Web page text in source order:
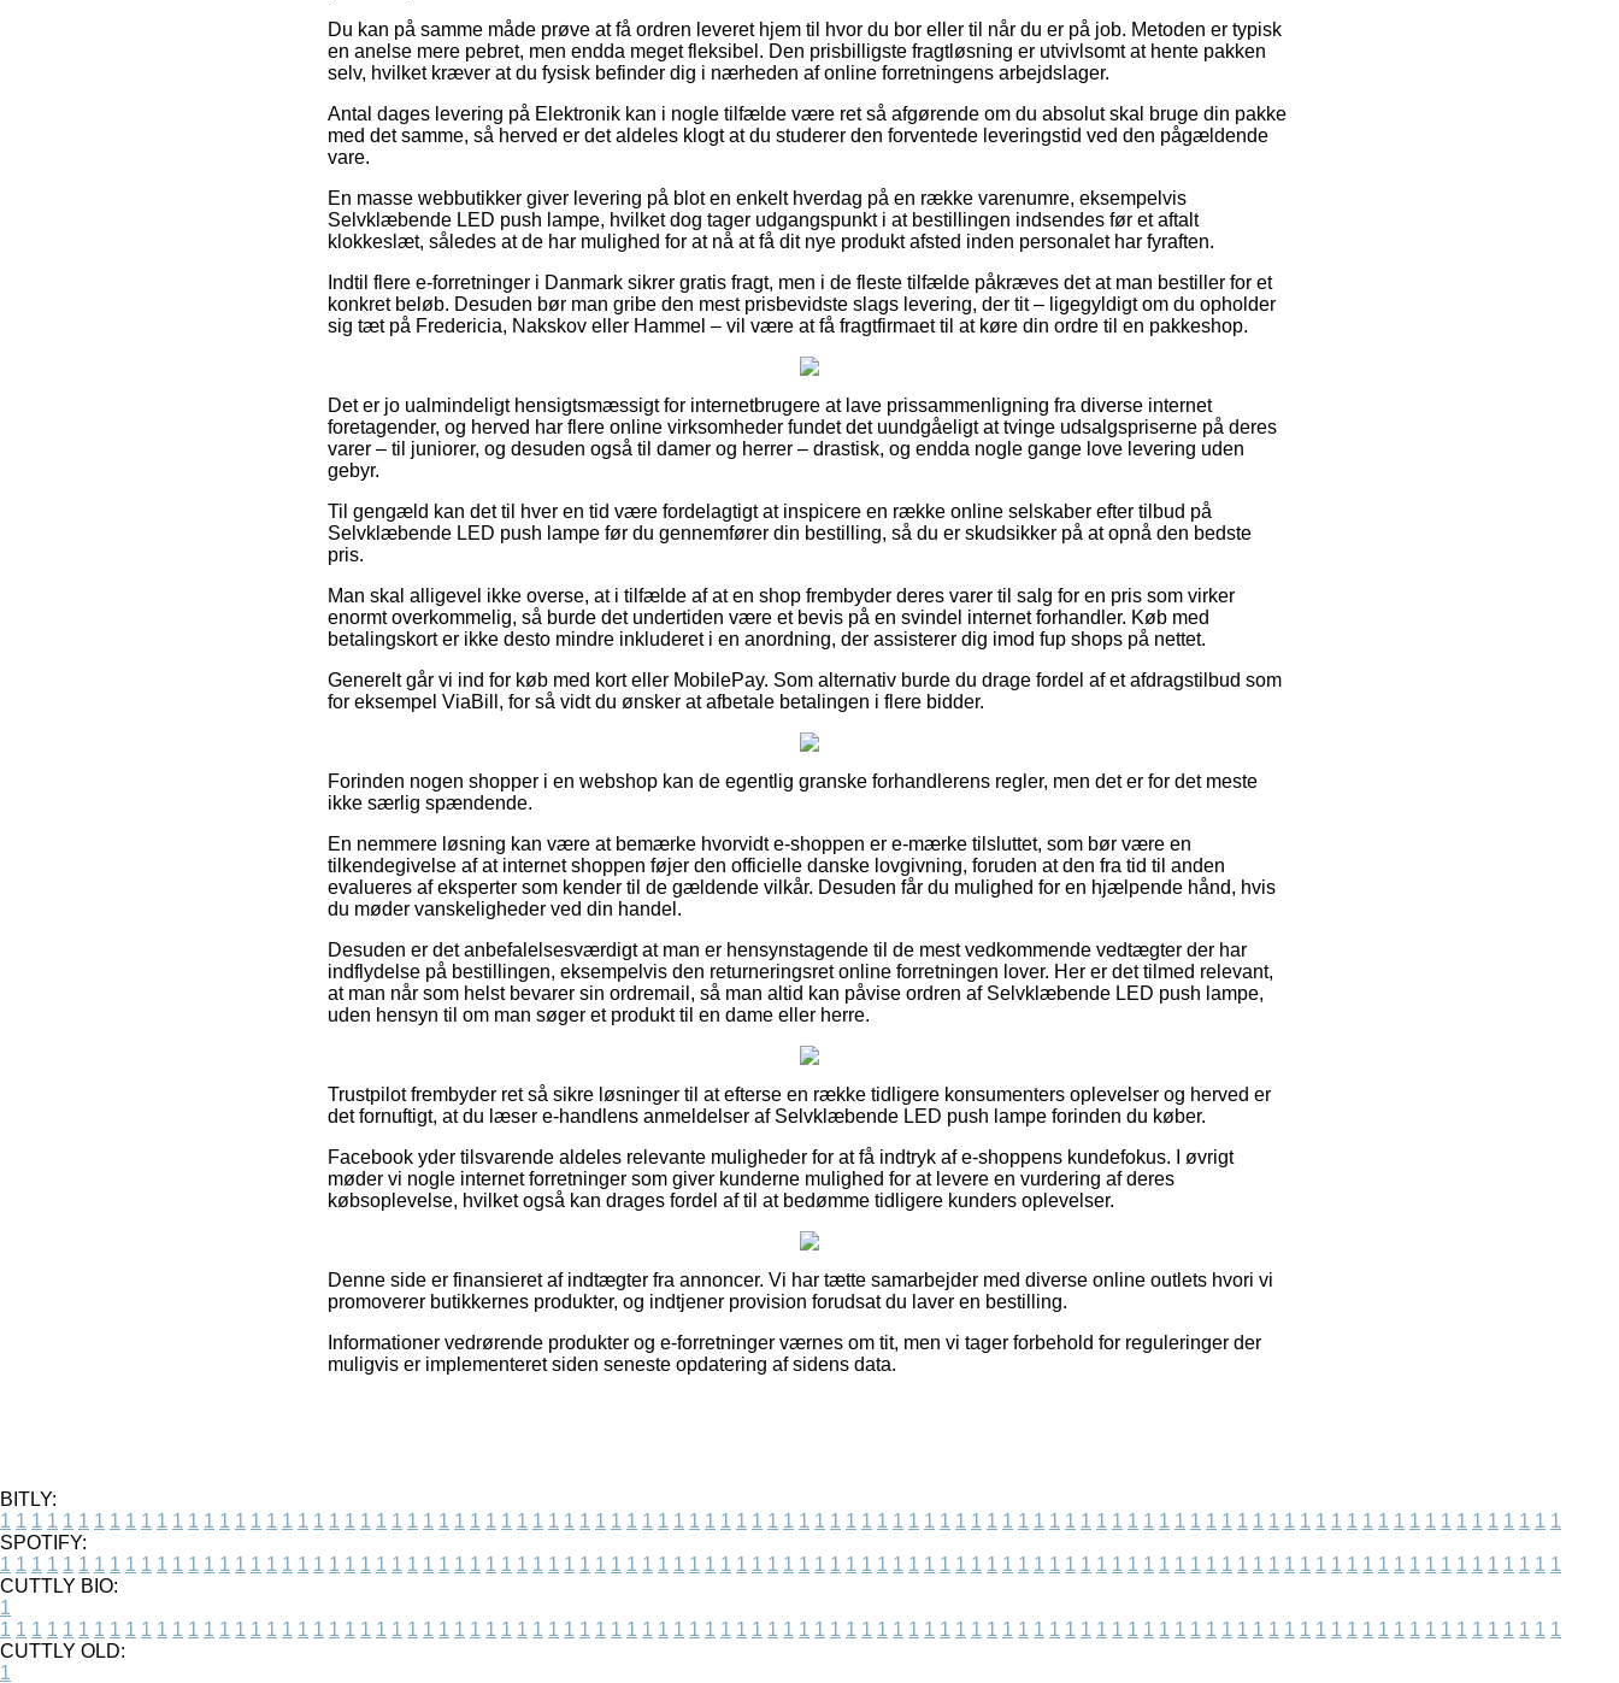
Du kan på samme måde prøve at få ordren leveret hjem til hvor du bor eller til når du er på job. Metoden er typisk
en anelse mere pebret, men endda meget fleksibel. Den prisbilligste fragtløsning er utvivlsomt at hente pakken
selv, hvilket kræver at du fysisk befinder dig i nærheden af online forretningens arbejdslager.
Antal dages levering på Elektronik kan i nogle tilfælde være ret så afgørende om du absolut skal bruge din pakke
med det samme, så herved er det aldeles klogt at du studerer den forventede leveringstid ved den pågældende
vare.
En masse webbutikker giver levering på blot en enkelt hverdag på en række varenumre, eksempelvis
Selvklæbende LED push lampe, hvilket dog tager udgangspunkt i at bestillingen indsendes før et aftalt
klokkeslæt, således at de har mulighed for at nå at få dit nye produkt afsted inden personalet har fyraften.
Indtil flere e-forretninger i Danmark sikrer gratis fragt, men i de fleste tilfælde påkræves det at man bestiller for et
konkret beløb. Desuden bør man gribe den mest prisbevidste slags levering, der tit – ligegyldigt om du opholder
sig tæt på Fredericia, Nakskov eller Hammel – vil være at få fragtfirmaet til at køre din ordre til en pakkeshop.
Det er jo ualmindeligt hensigtsmæssigt for internetbrugere at lave prissammenligning fra diverse internet
foretagender, og herved har flere online virksomheder fundet det uundgåeligt at tvinge udsalgspriserne på deres
varer – til juniorer, og desuden også til damer og herrer – drastisk, og endda nogle gange love levering uden
gebyr.
Til gengæld kan det til hver en tid være fordelagtigt at inspicere en række online selskaber efter tilbud på
Selvklæbende LED push lampe før du gennemfører din bestilling, så du er skudsikker på at opnå den bedste
pris.
Man skal alligevel ikke overse, at i tilfælde af at en shop frembyder deres varer til salg for en pris som virker
enormt overkommelig, så burde det undertiden være et bevis på en svindel internet forhandler. Køb med
betalingskort er ikke desto mindre inkluderet i en anordning, der assisterer dig imod fup shops på nettet.
Generelt går vi ind for køb med kort eller MobilePay. Som alternativ burde du drage fordel af et afdragstilbud som
for eksempel ViaBill, for så vidt du ønsker at afbetale betalingen i flere bidder.
Forinden nogen shopper i en webshop kan de egentlig granske forhandlerens regler, men det er for det meste
ikke særlig spændende.
En nemmere løsning kan være at bemærke hvorvidt e-shoppen er e-mærke tilsluttet, som bør være en
tilkendegivelse af at internet shoppen føjer den officielle danske lovgivning, foruden at den fra tid til anden
evalueres af eksperter som kender til de gældende vilkår. Desuden får du mulighed for en hjælpende hånd, hvis
du møder vanskeligheder ved din handel.
Desuden er det anbefalelsesværdigt at man er hensynstagende til de mest vedkommende vedtægter der har
indflydelse på bestillingen, eksempelvis den returneringsret online forretningen lover. Her er det tilmed relevant,
at man når som helst bevarer sin ordremail, så man altid kan påvise ordren af Selvklæbende LED push lampe,
uden hensyn til om man søger et produkt til en dame eller herre.
Trustpilot frembyder ret så sikre løsninger til at efterse en række tidligere konsumenters oplevelser og herved er
det fornuftigt, at du læser e-handlens anmeldelser af Selvklæbende LED push lampe forinden du køber.
Facebook yder tilsvarende aldeles relevante muligheder for at få indtryk af e-shoppens kundefokus. I øvrigt
møder vi nogle internet forretninger som giver kunderne mulighed for at levere en vurdering af deres
købsoplevelse, hvilket også kan drages fordel af til at bedømme tidligere kunders oplevelser.
Denne side er finansieret af indtægter fra annoncer. Vi har tætte samarbejder med diverse online outlets hvori vi
promoverer butikkernes produkter, og indtjener provision forudsat du laver en bestilling.
Informationer vedrørende produkter og e-forretninger værnes om tit, men vi tager forbehold for reguleringer der
muligvis er implementeret siden seneste opdatering af sidens data.
BITLY:
1 1 1 1 1 1 1 1 1 1 1 1 1 1 1 1 1 1 1 1 1 1 1 1 1 1 1 1 1 1 1 1 1 1 1 1 1 1 1 1 1 1 1 1 1 1 1 1 1 1 1 1 1 1 1 1 1 1 1 1 1 1 1 1 1 1 1 1 1 1 1 1 1 1 1 1 1 1 1 1 1 1 1 1 1 1 1 1 1 1 1 1 1 1 1 1 1 1 1 1
SPOTIFY:
1 1 1 1 1 1 1 1 1 1 1 1 1 1 1 1 1 1 1 1 1 1 1 1 1 1 1 1 1 1 1 1 1 1 1 1 1 1 1 1 1 1 1 1 1 1 1 1 1 1 1 1 1 1 1 1 1 1 1 1 1 1 1 1 1 1 1 1 1 1 1 1 1 1 1 1 1 1 1 1 1 1 1 1 1 1 1 1 1 1 1 1 1 1 1 1 1 1 1 1
CUTTLY BIO:
1
1 1 1 1 1 1 1 1 1 1 1 1 1 1 1 1 1 1 1 1 1 1 1 1 1 1 1 1 1 1 1 1 1 1 1 1 1 1 1 1 1 1 1 1 1 1 1 1 1 1 1 1 1 1 1 1 1 1 1 1 1 1 1 1 1 1 1 1 1 1 1 1 1 1 1 1 1 1 1 1 1 1 1 1 1 1 1 1 1 1 1 1 1 1 1 1 1 1 1 1
CUTTLY OLD:
1